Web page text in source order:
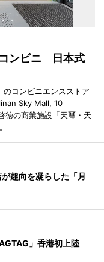
ンビニ 日本式
のコンビニエンスストア
Sky Mall, 10
徳の商業施設「天璽・天
趣向を凝らした「月
」香港初上陸